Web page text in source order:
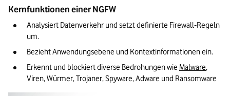
Kernfunktionen einer NGFW
Analysiert Datenverkehr und setzt definierte Firewall‑Regeln
um.
Bezieht Anwendungsebene und Kontextinformationen ein.
Erkennt und blockiert diverse Bedrohungen wie Malware,
Viren, Würmer, Trojaner, Spyware, Adware und Ransomware